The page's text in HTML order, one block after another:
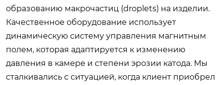
образованию макрочастиц (droplets) на изделии.
Качественное оборудование использует
динамическую систему управления магнитным
полем, которая адаптируется к изменению
давления в камере и степени эрозии катода. Мы
сталкивались с ситуацией, когда клиент приобрел